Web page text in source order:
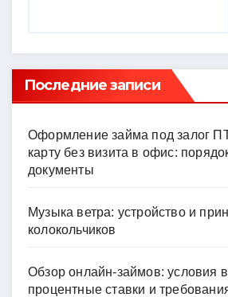
ni
ki
Последние записи
Оформление займа под залог
карту без визита в офис:
документы
Музыка ветра: устройство и
колокольчиков
Обзор онлайн-займов: условия
процентные ставки и